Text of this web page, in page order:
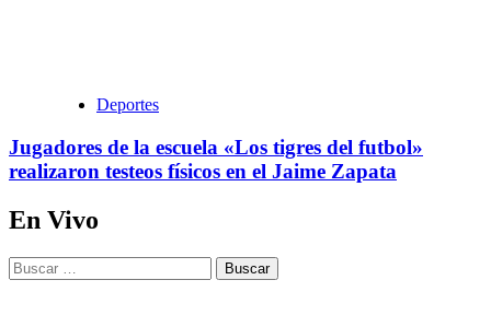
Deportes
Jugadores de la escuela «Los tigres del futbol»
realizaron testeos físicos en el Jaime Zapata
En Vivo
Buscar: